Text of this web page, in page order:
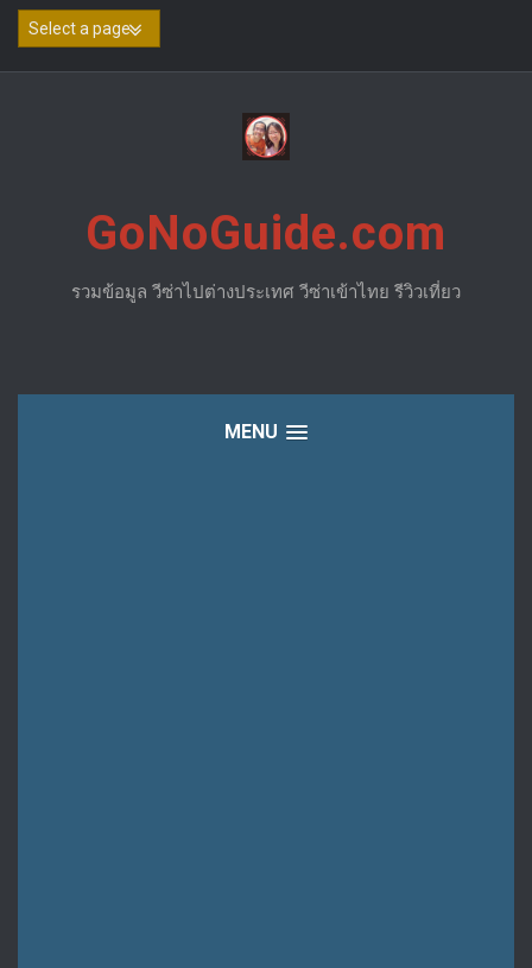
Skip
GoNoGuide.com
รวมข้อมูล วีซ่าไปต่างประเทศ วีซ่าเข้าไทย รีวิวเที่ยว
MENU